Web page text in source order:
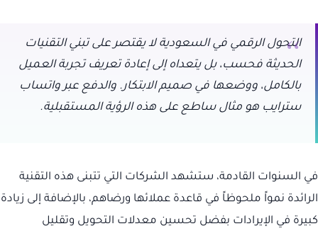
التحول الرقمي في السعودية لا يقتصر على تبني التقنيات
الحديثة فحسب، بل يتعداه إلى إعادة تعريف تجربة العميل
بالكامل، ووضعها في صميم الابتكار. والدفع عبر واتساب
سترايب هو مثال ساطع على هذه الرؤية المستقبلية.
في السنوات القادمة، ستشهد الشركات التي تتبنى هذه التقنية
الرائدة نمواً ملحوظاً في قاعدة عملائها ورضاهم، بالإضافة إلى زيادة
كبيرة في الإيرادات بفضل تحسين معدلات التحويل وتقليل